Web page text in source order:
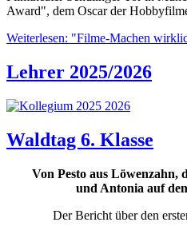
Award", dem Oscar der
Weiterlesen: "Filme-Machen
Lehrer 2025/2026
Waldtag 6. Klasse
Von Pesto aus Löwenzahn,
und Antonia auf
Der Bericht über den